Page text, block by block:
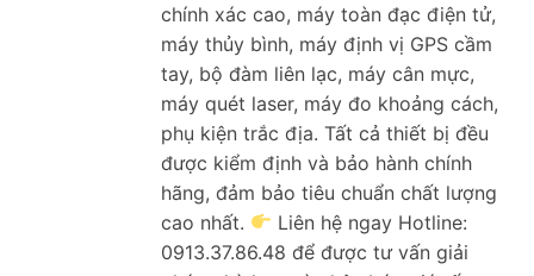
chính xác cao, máy toàn đạc điện tử,
máy thủy bình, máy định vị GPS cầm
tay, bộ đàm liên lạc, máy cân mực,
máy quét laser, máy đo khoảng cách,
phụ kiện trắc địa. Tất cả thiết bị đều
được kiểm định và bảo hành chính
hãng, đảm bảo tiêu chuẩn chất lượng
cao nhất.
Liên hệ ngay Hotline:
0913.37.86.48 để được tư vấn giải